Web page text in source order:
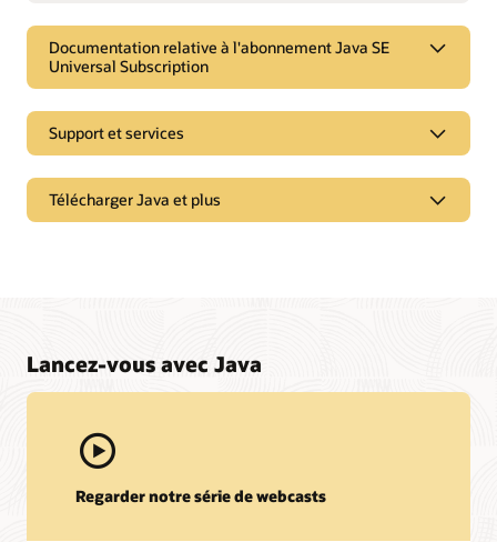
Documentation relative à l'abonnement Java SE
Universal Subscription
Support et services
Télécharger Java et plus
Lancez-vous avec Java
Regarder notre série de webcasts